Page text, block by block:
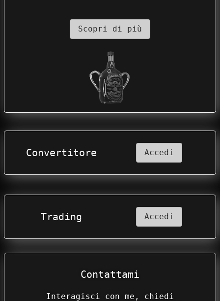
Scopri di più
Convertitore Accedi
Trading Accedi
Contattami
Interagisci con me, chiedi